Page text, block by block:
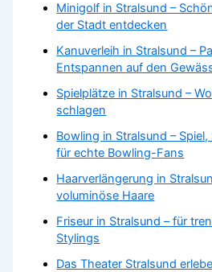
Minigolf in Stralsund –
der Stadt entdecken
Kanuverleih in Stralsund –
Entspannen auf den
Spielplätze in Stralsund –
schlagen
Bowling in Stralsund –
für echte Bowling-Fans
Haarverlängerung in
voluminöse Haare
Friseur in Stralsund – für
Stylings
Das Theater Stralsund